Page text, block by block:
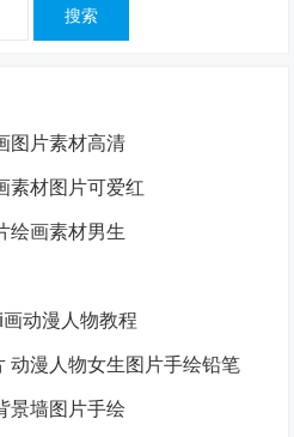
图片素材高清
素材图片可爱红
绘画素材男生
动漫人物教程
动漫人物女生图片手绘铅笔
景墙图片手绘